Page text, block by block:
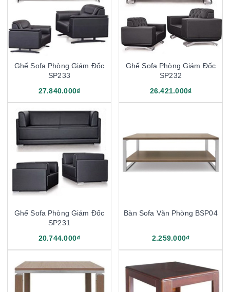
Ghế Sofa Phòng Giám Đốc
SP233
27.840.000₫
Ghế Sofa Phòng Giám Đốc
SP232
26.421.000₫
Ghế Sofa Phòng Giám Đốc
SP231
20.744.000₫
Bàn Sofa Văn Phòng BSP04
2.259.000₫